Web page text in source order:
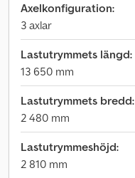
Axelkonfiguration:
3 axlar
Lastutrymmets längd:
13 650 mm
Lastutrymmets bredd:
2 480 mm
Lastutrymmeshöjd:
2 810 mm